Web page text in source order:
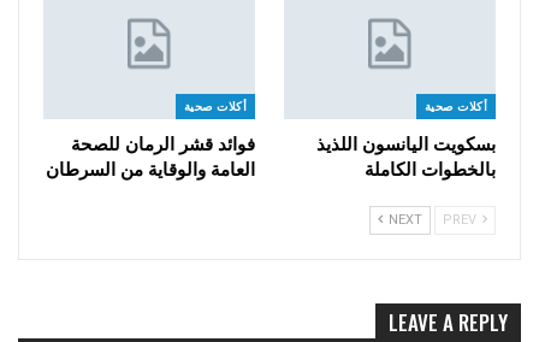
أكلات صحية
بسكويت اليانسون اللذيذ
بالخطوات الكاملة
أكلات صحية
فوائد قشر الرمان للصحة
العامة والوقاية من السرطان
NEXT
LEAVE A REPLY